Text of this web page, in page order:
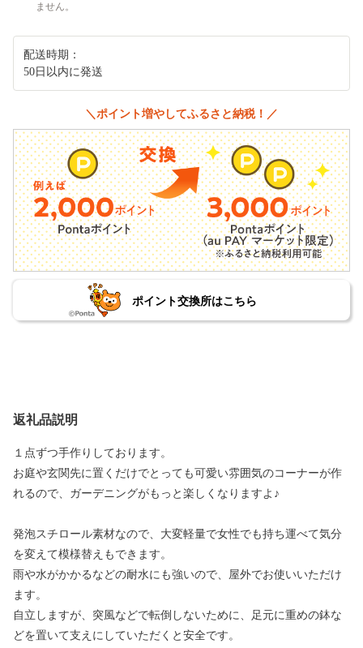
ません。
配送時期：
50日以内に発送
＼ポイント増やしてふるさと納税！／
ポイント交換所はこちら
返礼品説明
１点ずつ手作りしております。
お庭や玄関先に置くだけでとっても可愛い雰囲気のコーナーが作
れるので、ガーデニングがもっと楽しくなりますよ♪
発泡スチロール素材なので、大変軽量で女性でも持ち運べて気分
を変えて模様替えもできます。
雨や水がかかるなどの耐水にも強いので、屋外でお使いいただけ
ます。
自立しますが、突風などで転倒しないために、足元に重めの鉢な
どを置いて支えにしていただくと安全です。